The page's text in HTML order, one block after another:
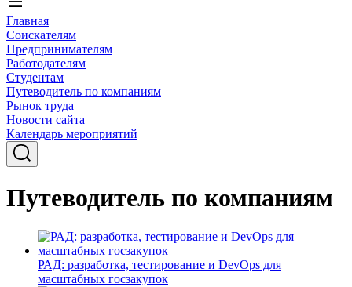
Главная
Соискателям
Предпринимателям
Работодателям
Студентам
Путеводитель по компаниям
Рынок труда
Новости сайта
Календарь мероприятий
Путеводитель по компаниям
РАД: разработка, тестирование и DevOps для
масштабных госзакупок